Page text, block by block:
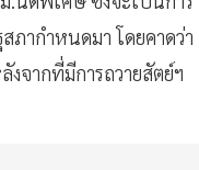
ภากำหนดมา โดยคาดว่า
จากที่มีการถวายสัตย์ฯ